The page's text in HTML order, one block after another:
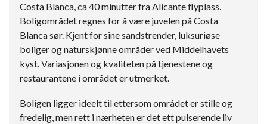
Costa Blanca, ca 40 minutter fra Alicante flyplass.
Boligområdet regnes for å være juvelen på Costa
Blanca sør. Kjent for sine sandstrender, luksuriøse
boliger og naturskjønne områder ved Middelhavets
kyst. Variasjonen og kvaliteten på tjenestene og
restaurantene i området er utmerket.
Boligen ligger ideelt til ettersom området er stille og
fredelig, men rett i nærheten er det ett pulserende liv